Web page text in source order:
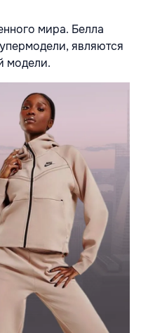
мира. Белла
являются
модели.